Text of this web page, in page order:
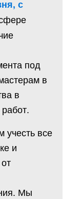
с
под
в
в
учесть все
и
Мы